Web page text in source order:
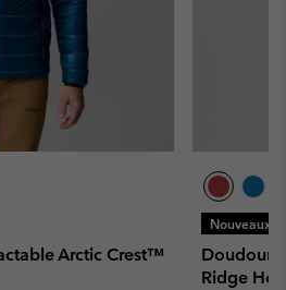
Arctic Crest™
Nouveaux
Ridge